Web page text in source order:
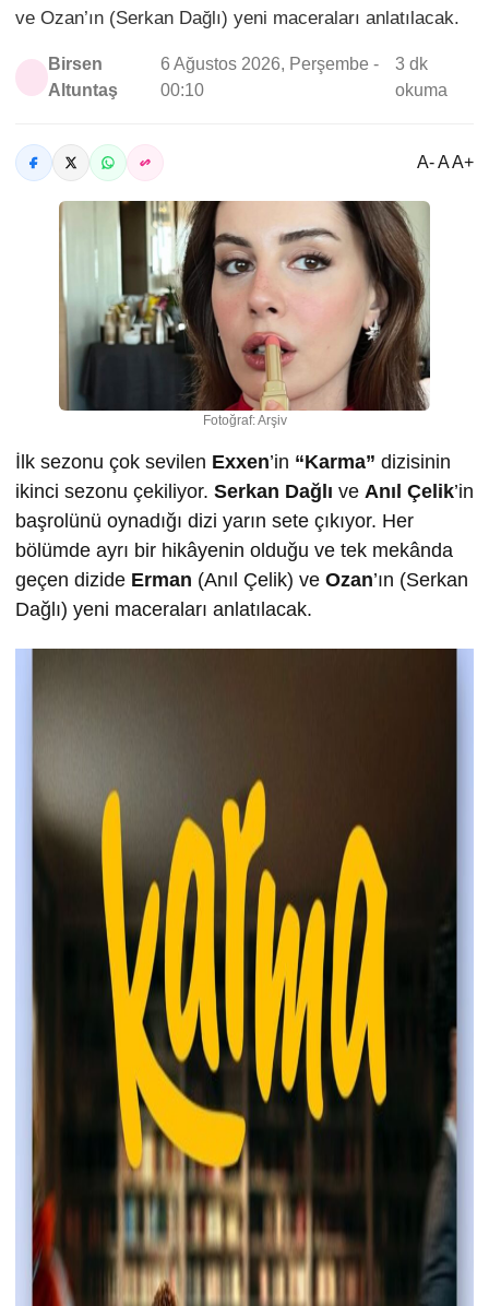
ve Ozan’ın (Serkan Dağlı) yeni maceraları anlatılacak.
Birsen
Altuntaş
6 Ağustos 2026, Perşembe -
00:10
3 dk
okuma
A- A A+
Fotoğraf: Arşiv
İlk sezonu çok sevilen Exxen’in “Karma” dizisinin
ikinci sezonu çekiliyor. Serkan Dağlı ve Anıl Çelik’in
başrolünü oynadığı dizi yarın sete çıkıyor. Her
bölümde ayrı bir hikâyenin olduğu ve tek mekânda
geçen dizide Erman (Anıl Çelik) ve Ozan’ın (Serkan
Dağlı) yeni maceraları anlatılacak.